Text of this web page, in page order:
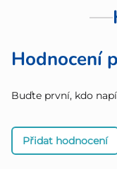
Hodnocení
Buďte první, kdo
Přidat hodnocení